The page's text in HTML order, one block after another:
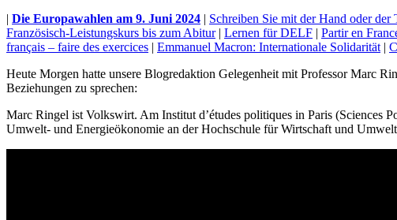
| Die Europawahlen am 9. Juni 2024 | Schreiben Sie mit der Hand oder der
Französisch-Leistungskurs bis zum Abitur| Lernen für DELF | Partir en
français – faire des exercices | Emmanuel Macron: Internationale Solidarität|
Heute Morgen hatte unsere Blogredaktion Gelegenheit mit Professor Marc
Beziehungen zu sprechen:
Marc Ringel ist Volkswirt. Am Institut d’études politiques in Paris (Sciences
Umwelt- und Energieökonomie an der Hochschule für Wirtschaft und